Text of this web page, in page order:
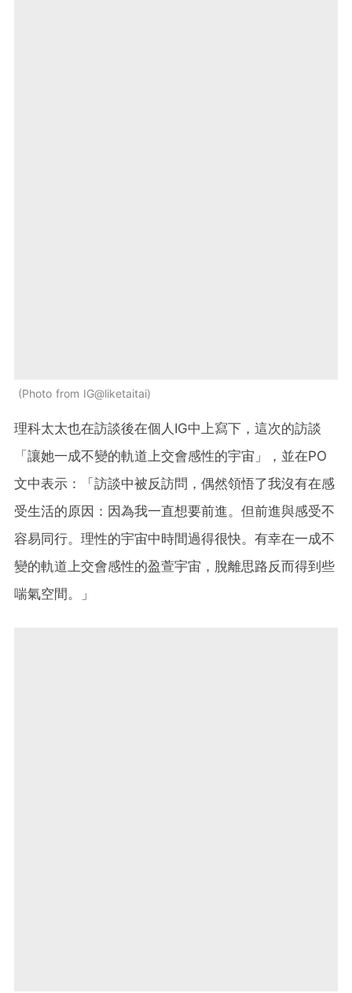
Photo from IG@liketaitai
理科太太也在訪談後在個人IG中上寫下，這次的訪談
「讓她一成不變的軌道上交會感性的宇宙」，並在PO
文中表示：「訪談中被反訪問，偶然領悟了我沒有在感
受生活的原因：因為我一直想要前進。但前進與感受不
容易同行。理性的宇宙中時間過得很快。有幸在一成不
變的軌道上交會感性的盈萱宇宙，脫離思路反而得到些
喘氣空間。」